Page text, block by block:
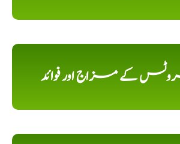
کے مزاج اور فوائد